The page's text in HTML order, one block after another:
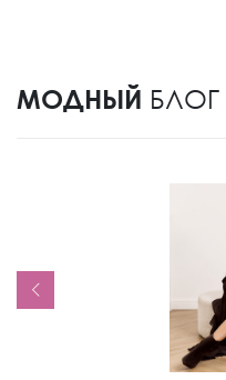
МОДНЫЙ БЛОГ